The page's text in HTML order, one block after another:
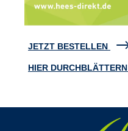
JETZT BESTELLEN
HIER DURCHBLÄTTERN